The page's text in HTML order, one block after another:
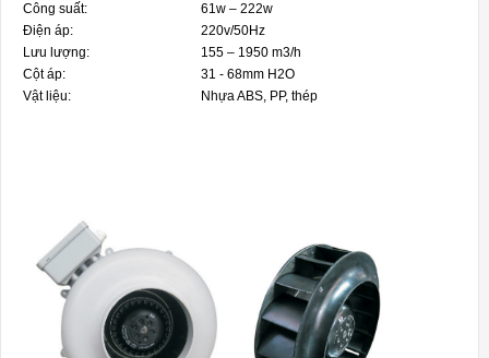
Công suất:
Điện áp:
Lưu lượng:
Cột áp:
Vật liệu:
61w – 222w
220v/50Hz
155 – 1950 m3/h
31 - 68mm H2O
Nhựa ABS, PP, thép